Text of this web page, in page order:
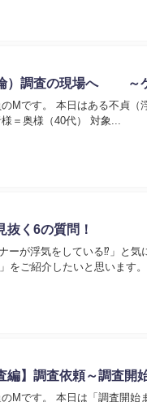
）調査の現場へ ～ケ
けします。 ※以下イラスト・画像はイ
。 依頼者様＝奥様（40代） 対象...
抜く6の質問！
ーが浮気をしている⁉」と
をご紹介したいと思います
編】調査依頼～調査開
Mです。 本日は「調査開